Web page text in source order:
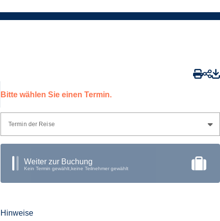
Bitte wählen Sie einen Termin.
Termin der Reise
Weiter zur Buchung
Kein Termin gewählt, keine Teilnehmer gewählt
Hinweise